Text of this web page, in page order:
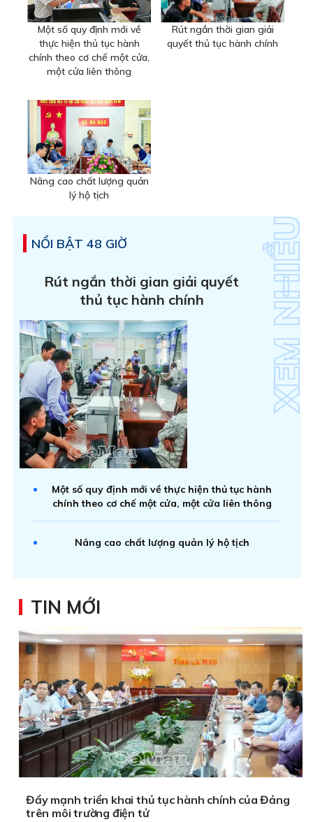
Một số quy định mới về
thực hiện thủ tục hành
chính theo cơ chế một cửa,
một cửa liên thông
Rút ngắn thời gian giải
quyết thủ tục hành chính
Nâng cao chất lượng quản
lý hộ tịch
NỔI BẬT 48 GIỜ
Rút ngắn thời gian giải quyết
thủ tục hành chính
Một số quy định mới về thực hiện thủ tục hành
chính theo cơ chế một cửa, một cửa liên thông
Nâng cao chất lượng quản lý hộ tịch
TIN MỚI
Đẩy mạnh triển khai thủ tục hành chính của Đảng
trên môi trường điện tử